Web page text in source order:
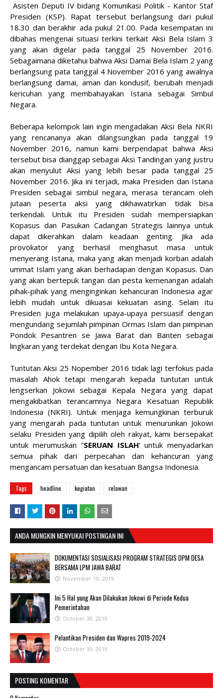
Asisten Deputi IV bidang Komunikasi Politik - Kantor Staf
Presiden (KSP). Rapat tersebut berlangsung dari pukul
18.30 dan berakhir ada pukul 21.00. Pada kesempatan ini
dibahas mengenai situasi terkini terkait Aksi Bela Islam 3
yang akan digelar pada tanggal 25 November 2016.
Sebagaimana diketahui bahwa Aksi Damai Bela Islam 2 yang
berlangsung pata tanggal 4 November 2016 yang awalnya
berlangsung damai, aman dan kondusif, berubah menjadi
kericuhan yang membahayakan Istana sebagai Simbul
Negara.
Beberapa kelompok lain ingin mengadakan Aksi Bela NKRI
yang rencananya akan dilangsungkan pada tanggal 19
November 2016, namun kami berpendapat bahwa Aksi
tersebut bisa dianggap sebagai Aksi Tandingan yang justru
akan menyulut Aksi yang lebih besar pada tanggal 25
November 2016. Jika ini terjadi, maka Presiden dan Istana
Presiden sebagai simbul negara, merasa terancam oleh
jutaan peserta aksi yang dikhawatirkan tidak bisa
terkendali. Untuk itu Presiden sudah mempersiapkan
Kopasus dan Pasukan Cadangan Strategis lainnya untuk
dapat dikerahkan dalam keadaan genting. Jika ada
provokator yang berhasil menghasut masa untuk
menyerang Istana, maka yang akan menjadi korban adalah
ummat Islam yang akan berhadapan dengan Kopasus. Dan
yang akan bertepuk tangan dan pesta kemenangan adalah
pihak-pihak yang menginginkan kehancuran Indonesia agar
lebih mudah untuk dikuasai kekuatan asing. Selain itu
Presiden juga melakukan upaya-upaya persuasif dengan
mengundang sejumlah pimpinan Ormas Islam dan pimpinan
Pondok Pesantren se Jawa Barat dan Banten sebagai
lingkaran yang terdekat dengan Ibu Kota Negara.
Tuntutan Aksi 25 Nopember 2016 tidak lagi terfokus pada
masalah Ahok tetapi mengarah kepada tuntutan untuk
lengserkan Jokowi sebagai Kepala Negara yang dapat
mengakibatkan terancamnya Negara Kesatuan Republik
Indonesia (NKRI). Untuk menjaga kemungkinan terburuk
yang mengarah pada tuntutan untuk menurunkan Jokowi
selaku Presiden yang dipilih oleh rakyat, kami bersepakat
untuk merumuskan "SERUAN ISLAH' untuk menyadarkan
semua pihak dari perpecahan dan kehancuran yang
mengancam persatuan dan kesatuan Bangsa Indonesia.
Tags headline kegiatan relawan
ANDA MUNGKIN MENYUKAI POSTINGAN INI
DOKUMENTASI SOSIALISASI PROGRAM STRATEGIS DPM DESA
BERSAMA LPM JAWA BARAT
November 10, 2019
Ini 5 Hal yang Akan Dilakukan Jokowi di Periode Kedua
Pemerintahan
October 30, 2019
Pelantikan Presiden dan Wapres 2019-2024
October 30, 2019
POSTING KOMENTAR